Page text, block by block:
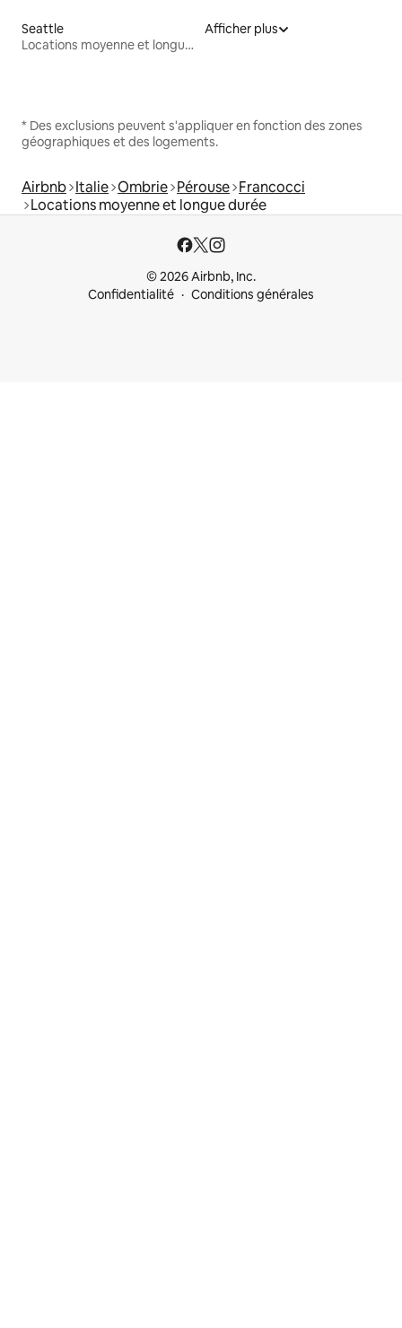
Seattle
Locations moyenne et longue durée
Afficher plus
* Des exclusions peuvent s'appliquer en fonction des zones
géographiques et des logements.
Airbnb Italie Ombrie Pérouse Francocci
Locations moyenne et longue durée
© 2026 Airbnb, Inc.
Confidentialité
Conditions générales